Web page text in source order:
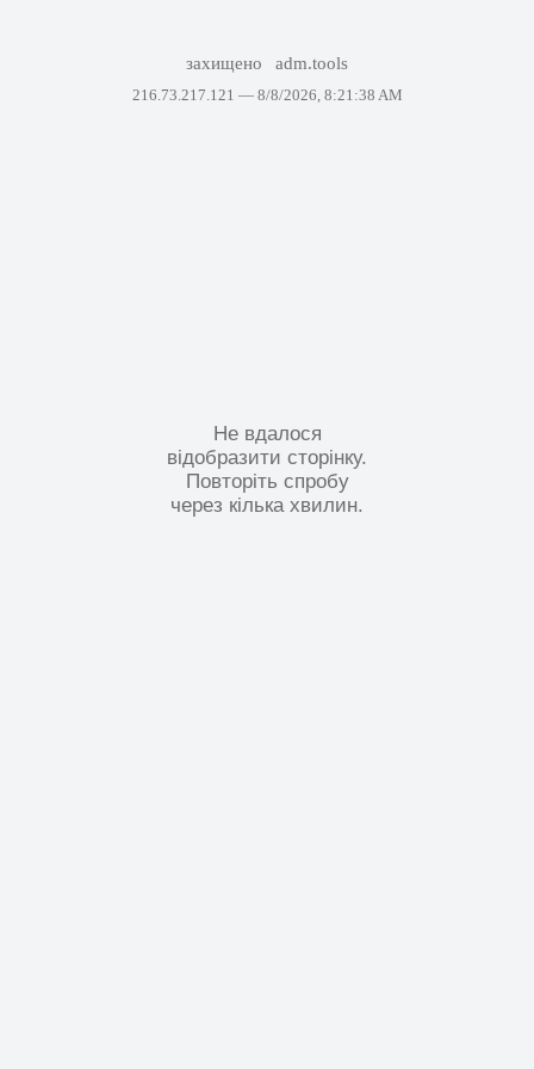
захищено adm.tools
216.73.217.121 — 8/8/2026, 8:21:38 AM
Не вдалося
відобразити сторінку.
Повторіть спробу
через кілька хвилин.